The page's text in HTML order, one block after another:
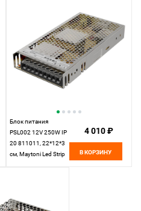
Блок питания
PSL002 12V 250W IP
20 811011, 22*12*3
см, Maytoni Led Strip
4 010 ₽
В КОРЗИНУ